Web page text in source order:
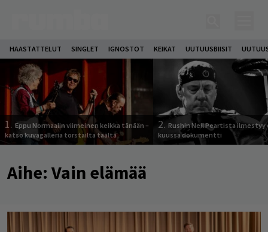
HAASTATTELUT SINGLET IGNOSTOT KEIKAT UUTUUSBIISIT
1. Eppu Normaalin viimeinen keikka tänään –
katso kuvagalleria torstailta täältä
2. Rushin Neil Peartista ilmestyy
kuussa dokumentti
Aihe: Vain elämää